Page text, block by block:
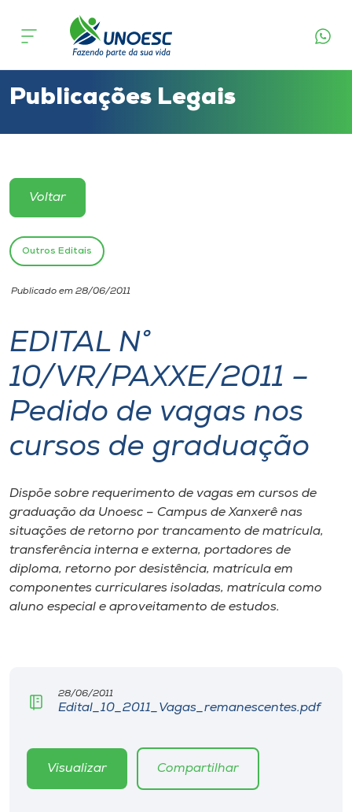
Cursos
Atendimento ao Estudante
Portal de Ensino
Unoesc
Internacionalização
I.nova
CPA
Biblioteca
Museu
Unoesc
Store
Publicações Legais
Voltar
Outros Editais
Publicado em 28/06/2011
EDITAL N°
10/VR/PAXXE/2011 –
Pedido de vagas nos
cursos de graduação
Dispõe sobre requerimento de vagas em cursos de
graduação da Unoesc – Campus de Xanxerê nas
situações de retorno por trancamento de matrícula,
transferência interna e externa, portadores de
diploma, retorno por desistência, matrícula em
componentes curriculares isoladas, matrícula como
aluno especial e aproveitamento de estudos.
28/06/2011
Edital_10_2011_Vagas_remanescentes.pdf
Visualizar Compartilhar